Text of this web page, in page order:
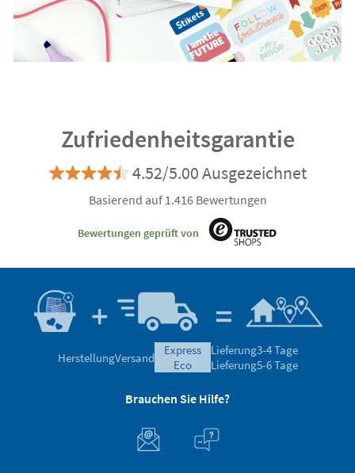
Zufriedenheitsgarantie
4.52/5.00 Ausgezeichnet
Basierend auf 1.416 Bewertungen
Bewertungen geprüft von
HerstellungVersand
express
eco
Lieferung3-4 Tage
Lieferung5-6 Tage
Brauchen Sie Hilfe?